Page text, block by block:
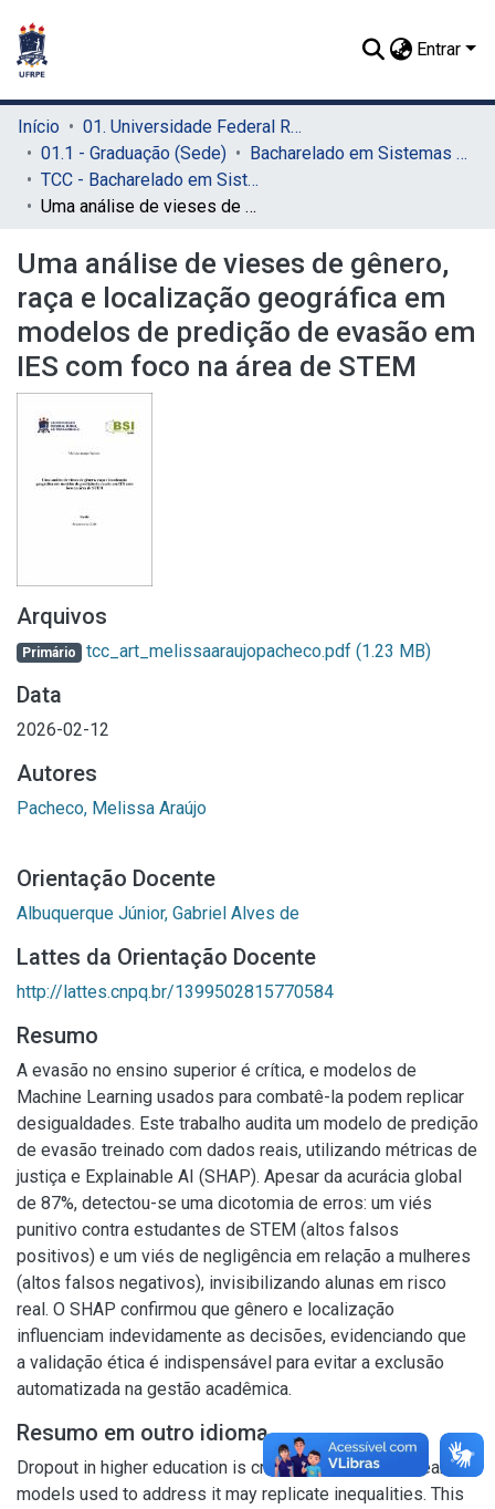
Entrar
Início
01. Universidade Federal Rural de Pernambuco - UFRPE (Sede)
01.1 - Graduação (Sede)
Bacharelado em Sistemas de Informação (Sede)
TCC - Bacharelado em Sistemas da Informação (Sede)
Uma análise de vieses de gênero, raça e localização geográfica em modelos de predição de evasão em IES com foco na área de STEM
Uma análise de vieses de gênero,
raça e localização geográfica em
modelos de predição de evasão em
IES com foco na área de STEM
Arquivos
Primário tcc_art_melissaaraujopacheco.pdf (1.23 MB)
Data
2026-02-12
Autores
Pacheco, Melissa Araújo
Orientação Docente
Albuquerque Júnior, Gabriel Alves de
Lattes da Orientação Docente
http://lattes.cnpq.br/1399502815770584
Resumo
A evasão no ensino superior é crítica, e modelos de
Machine Learning usados para combatê-la podem replicar
desigualdades. Este trabalho audita um modelo de predição
de evasão treinado com dados reais, utilizando métricas de
justiça e Explainable AI (SHAP). Apesar da acurácia global
de 87%, detectou-se uma dicotomia de erros: um viés
punitivo contra estudantes de STEM (altos falsos
positivos) e um viés de negligência em relação a mulheres
(altos falsos negativos), invisibilizando alunas em risco
real. O SHAP confirmou que gênero e localização
influenciam indevidamente as decisões, evidenciando que
a validação ética é indispensável para evitar a exclusão
automatizada na gestão acadêmica.
Resumo em outro idioma
Dropout in higher education is critical, and Machine Learning
models used to address it may replicate inequalities. This